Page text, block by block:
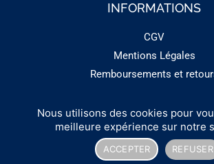
INFORMATIONS
CGV
Mentions Légales
Remboursements et
Copyright 2025 -
Nous utilisons des cookies pour
meilleure expérience sur notre
ACCEPTER REFUSER